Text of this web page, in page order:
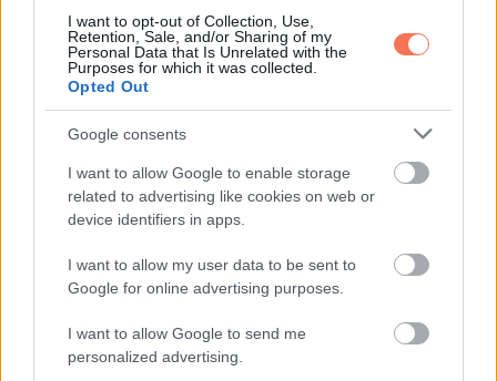
I want to opt-out of Collection, Use,
Retention, Sale, and/or Sharing of my
Personal Data that Is Unrelated with the
Purposes for which it was collected.
Opted Out
Google consents
I want to allow Google to enable storage
related to advertising like cookies on web or
device identifiers in apps.
I want to allow my user data to be sent to
Google for online advertising purposes.
I want to allow Google to send me
personalized advertising.
via
Email
ELŐZŐ POSZT
A bolt tulajdonosa új eladónőt alkalmaz